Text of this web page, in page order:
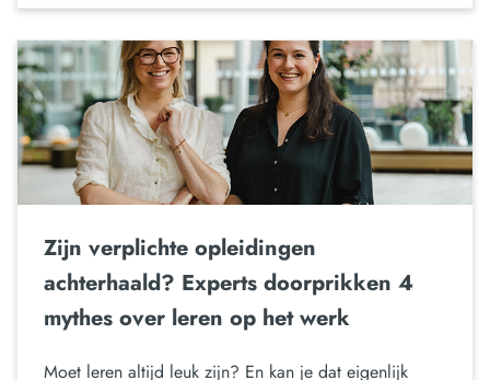
Zijn verplichte opleidingen
achterhaald? Experts doorprikken 4
mythes over leren op het werk
Moet leren altijd leuk zijn? En kan je dat eigenlijk